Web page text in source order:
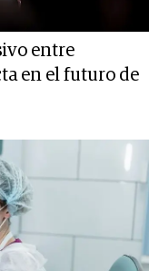
entre
en el futuro de